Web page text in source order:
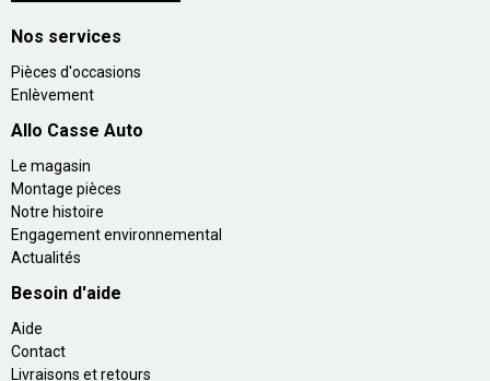
Nos services
Pièces d'occasions
Enlèvement
Allo Casse Auto
Le magasin
Montage pièces
Notre histoire
Engagement environnemental
Actualités
Besoin d'aide
Aide
Contact
Livraisons et retours